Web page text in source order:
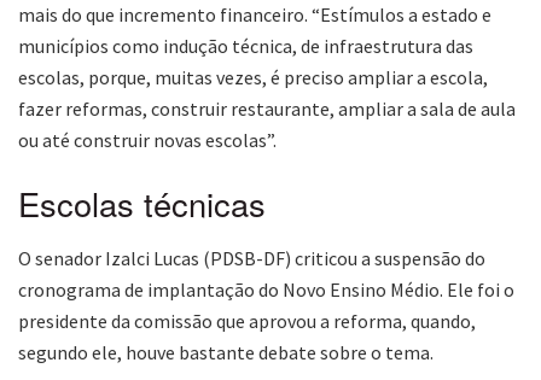
mais do que incremento financeiro. “Estímulos a estado e
municípios como indução técnica, de infraestrutura das
escolas, porque, muitas vezes, é preciso ampliar a escola,
fazer reformas, construir restaurante, ampliar a sala de aula
ou até construir novas escolas”.
Escolas técnicas
O senador Izalci Lucas (PDSB-DF) criticou a suspensão do
cronograma de implantação do Novo Ensino Médio. Ele foi o
presidente da comissão que aprovou a reforma, quando,
segundo ele, houve bastante debate sobre o tema.